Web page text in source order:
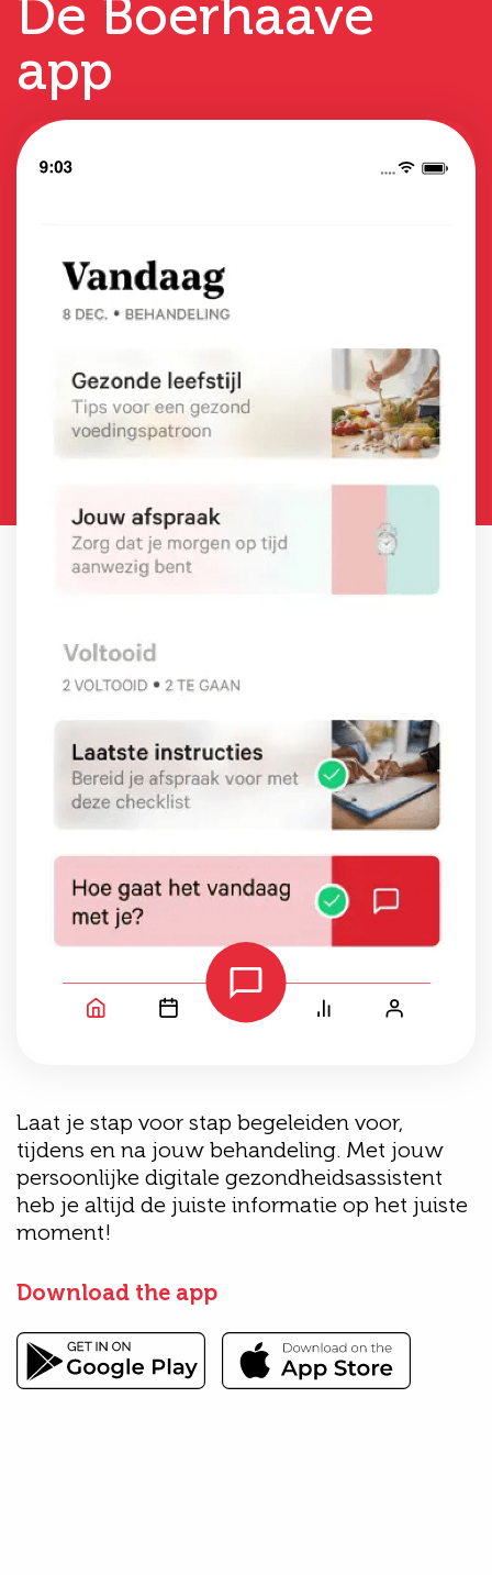
De Boerhaave
app
Laat je stap voor stap begeleiden voor,
tijdens en na jouw behandeling. Met jouw
persoonlijke digitale gezondheidsassistent
heb je altijd de juiste informatie op het juiste
moment!
Download the app